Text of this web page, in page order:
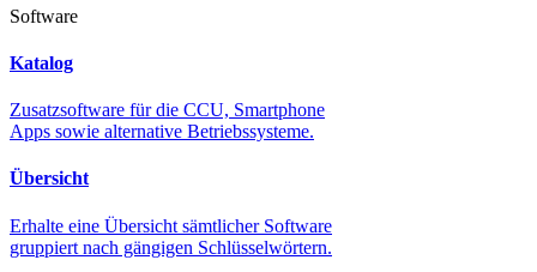
Software
Katalog
Zusatzsoftware für die CCU, Smartphone
Apps sowie alternative Betriebssysteme.
Übersicht
Erhalte eine Übersicht sämtlicher Software
gruppiert nach gängigen Schlüsselwörtern.